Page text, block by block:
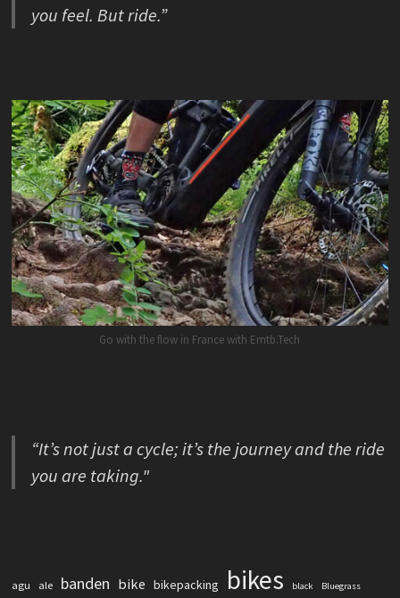
you feel. But ride.”
Go with the flow in France with Emtb.Tech
“It’s not just a cycle; it’s the journey and the ride
you are taking."
agu ale banden bike bikepacking bikes black Bluegrass